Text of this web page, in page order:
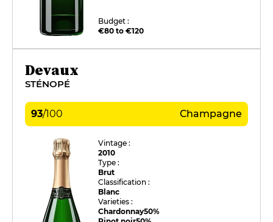
Budget :
€80 to €120
Devaux
STÉNOPÉ
93/100 Champagne
Vintage :
2010
Type :
Brut
Classification :
Blanc
Varieties :
Chardonnay50%